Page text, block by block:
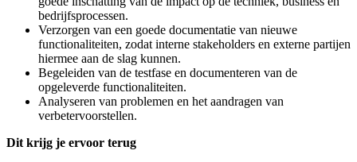
bedrijfsprocessen.
Verzorgen van een goede documentatie van nieuwe
functionaliteiten, zodat interne stakeholders en externe partijen
hiermee aan de slag kunnen.
Begeleiden van de testfase en documenteren van de
opgeleverde functionaliteiten.
Analyseren van problemen en het aandragen van
verbetervoorstellen.
Dit krijg je ervoor terug